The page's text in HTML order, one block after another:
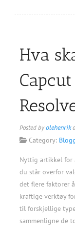
Hva
Posted byolehenrik
Category:
Nyttig artikkel for
du står overfor
det flere faktorer
kraftige verktøy
til forskjellige
sammenligne de